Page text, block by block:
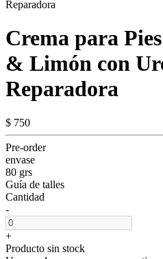
Crema para
& Limón con
Reparadora
$ 750
Pre-order
envase
80 grs
Guía de talles
Cantidad
-
+
Producto sin stock